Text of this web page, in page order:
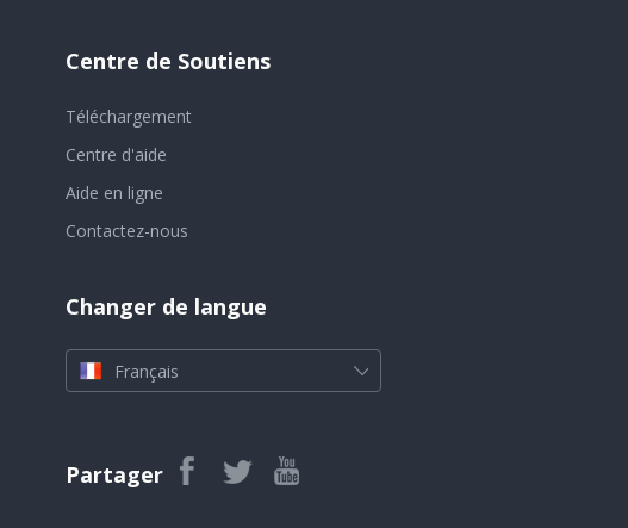
Centre de Soutiens
Téléchargement
Centre d'aide
Aide en ligne
Contactez-nous
Changer de langue
Français
Partager